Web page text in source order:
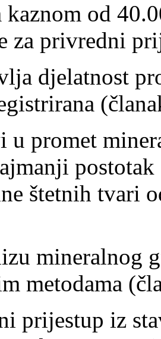
kaznom od
za privredni
djelatnost
u promet
štetnih tvari
mineralnog
metodama
prijestup iz